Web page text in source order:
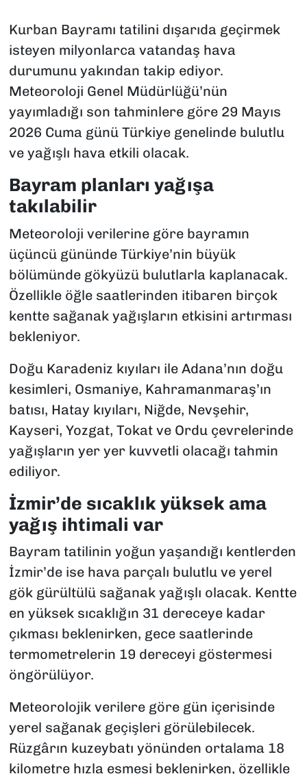
Kurban Bayramı tatilini dışarıda geçirmek
isteyen milyonlarca vatandaş hava
durumunu yakından takip ediyor.
Meteoroloji Genel Müdürlüğü’nün
yayımladığı son tahminlere göre 29 Mayıs
2026 Cuma günü Türkiye genelinde bulutlu
ve yağışlı hava etkili olacak.
Bayram planları yağışa
takılabilir
Meteoroloji verilerine göre bayramın
üçüncü gününde Türkiye’nin büyük
bölümünde gökyüzü bulutlarla kaplanacak.
Özellikle öğle saatlerinden itibaren birçok
kentte sağanak yağışların etkisini artırması
bekleniyor.
Doğu Karadeniz kıyıları ile Adana’nın doğu
kesimleri, Osmaniye, Kahramanmaraş’ın
batısı, Hatay kıyıları, Niğde, Nevşehir,
Kayseri, Yozgat, Tokat ve Ordu çevrelerinde
yağışların yer yer kuvvetli olacağı tahmin
ediliyor.
İzmir’de sıcaklık yüksek ama
yağış ihtimali var
Bayram tatilinin yoğun yaşandığı kentlerden
İzmir’de ise hava parçalı bulutlu ve yerel
gök gürültülü sağanak yağışlı olacak. Kentte
en yüksek sıcaklığın 31 dereceye kadar
çıkması beklenirken, gece saatlerinde
termometrelerin 19 dereceyi göstermesi
öngörülüyor.
Meteorolojik verilere göre gün içerisinde
yerel sağanak geçişleri görülebilecek.
Rüzgârın kuzeybatı yönünden ortalama 18
kilometre hızla esmesi beklenirken, özellikle